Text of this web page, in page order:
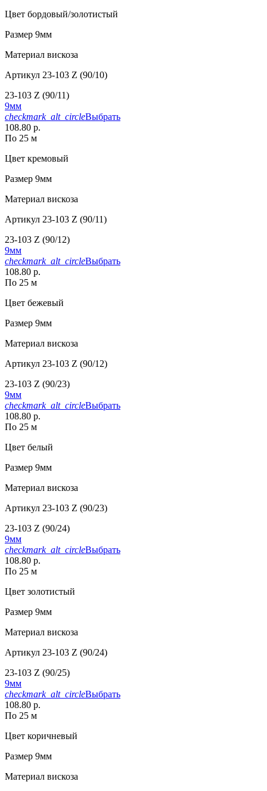
Цвет бордовый/золотистый
Размер 9мм
Материал вискоза
Артикул 23-103 Z (90/10)
23-103 Z (90/11)
9мм
checkmark_alt_circleВыбрать
108.80 р.
По 25 м
Цвет кремовый
Размер 9мм
Материал вискоза
Артикул 23-103 Z (90/11)
23-103 Z (90/12)
9мм
checkmark_alt_circleВыбрать
108.80 р.
По 25 м
Цвет бежевый
Размер 9мм
Материал вискоза
Артикул 23-103 Z (90/12)
23-103 Z (90/23)
9мм
checkmark_alt_circleВыбрать
108.80 р.
По 25 м
Цвет белый
Размер 9мм
Материал вискоза
Артикул 23-103 Z (90/23)
23-103 Z (90/24)
9мм
checkmark_alt_circleВыбрать
108.80 р.
По 25 м
Цвет золотистый
Размер 9мм
Материал вискоза
Артикул 23-103 Z (90/24)
23-103 Z (90/25)
9мм
checkmark_alt_circleВыбрать
108.80 р.
По 25 м
Цвет коричневый
Размер 9мм
Материал вискоза